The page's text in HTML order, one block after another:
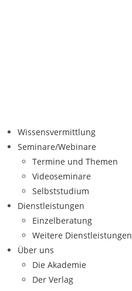
Wissensvermittlung
Seminare/Webinare
Termine und Themen
Videoseminare
Selbststudium
Dienstleistungen
Einzelberatung
Weitere Dienstleistungen
Über uns
Die Akademie
Der Verlag